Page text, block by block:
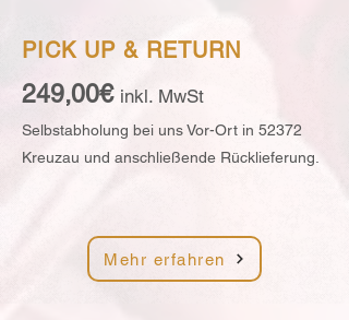
PICK UP & RETURN
249,00€ inkl. MwSt
Selbstabholung bei uns Vor-Ort in 52372
Kreuzau und anschließende Rücklieferung.
Mehr erfahren